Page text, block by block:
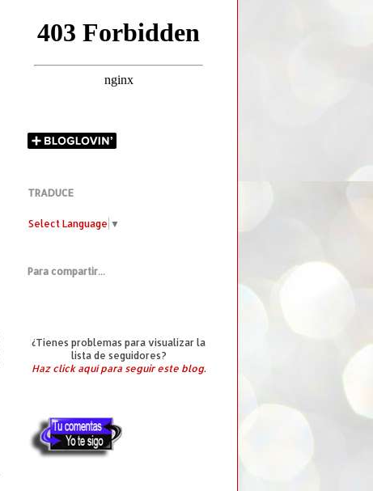
TRADUCE
Select Language ▼
Para compartir...
¿Tienes problemas para visualizar la
lista de seguidores?
Haz click aquí para seguir este blog.